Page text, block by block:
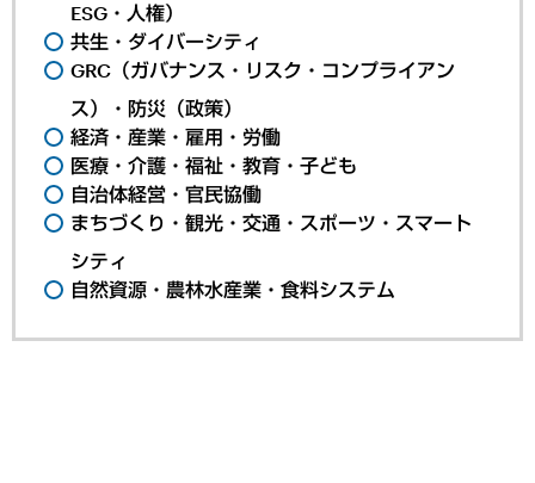
ESG・人権）
共生・ダイバーシティ
GRC（ガバナンス・リスク・コンプライアン
ス）・防災（政策）
経済・産業・雇用・労働
医療・介護・福祉・教育・子ども
自治体経営・官民協働
まちづくり・観光・交通・スポーツ・スマート
シティ
自然資源・農林水産業・食料システム